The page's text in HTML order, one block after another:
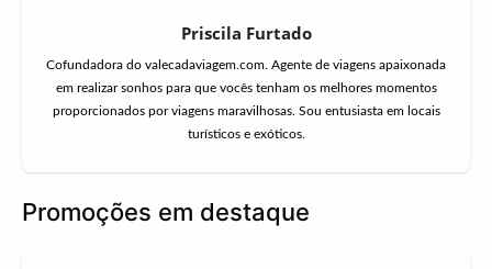
Priscila Furtado
Cofundadora do valecadaviagem.com. Agente de viagens apaixonada
em realizar sonhos para que vocês tenham os melhores momentos
proporcionados por viagens maravilhosas. Sou entusiasta em locais
turísticos e exóticos.
Promoções em destaque